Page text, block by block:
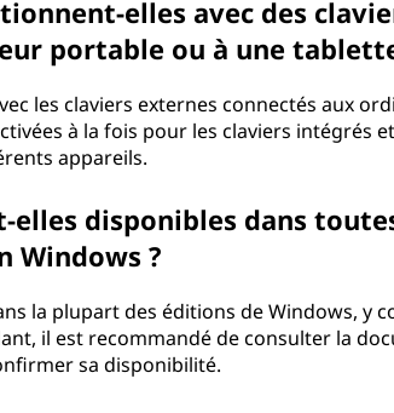
elles avec des
portable ou à une
les claviers externes connectés aux
à la fois pour les claviers intégrés
appareils.
elles disponibles dans
Windows ?
la plupart des éditions de Windows, y
il est recommandé de consulter la
sa disponibilité.